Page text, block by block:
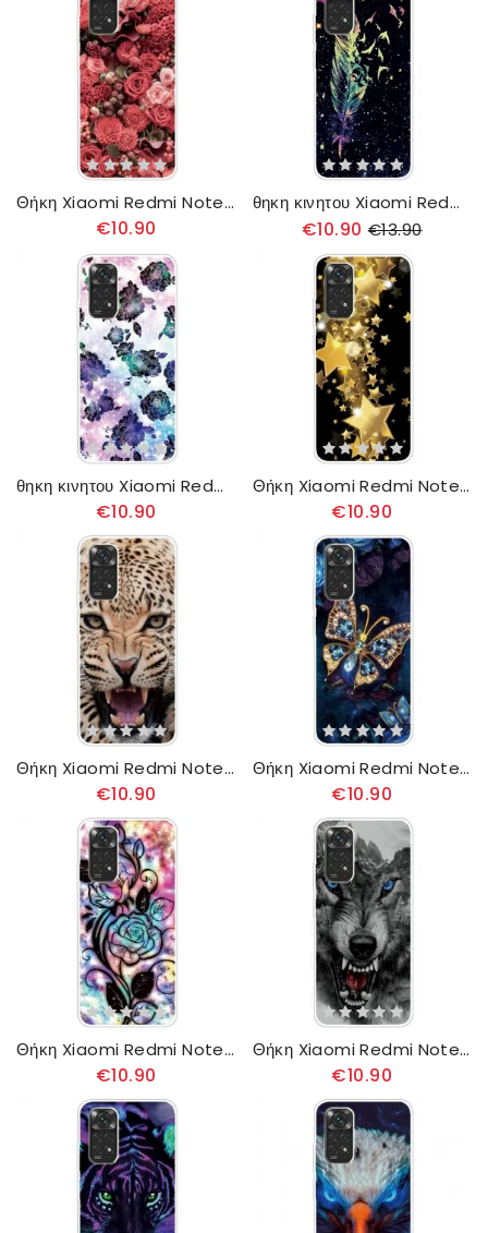
Θήκη Xiaomi Redmi Note 11 / 11S Έντονα Λουλούδια
€10.90
θηκη κινητου Xiaomi Redmi Note 11 / 11S Φτερό
€10.90 €13.90
θηκη κινητου Xiaomi Redmi Note 11 / 11S Vintage Λουλούδια
€10.90
Θήκη Xiaomi Redmi Note 11 / 11S Αστέρια
€10.90
Θήκη Xiaomi Redmi Note 11 / 11S Υπέροχη Λεοπάρδαλη
€10.90
Θήκη Xiaomi Redmi Note 11 / 11S Χρυσή Πεταλούδα
€10.90
Θήκη Xiaomi Redmi Note 11 / 11S Σχέδιο Λουλουδιών
€10.90
Θήκη Xiaomi Redmi Note 11 / 11S Άγριος Λύκος
€10.90